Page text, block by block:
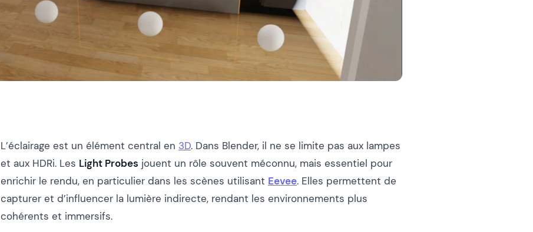
L’éclairage est un élément central en 3D. Dans Blender, il ne se limite pas aux lampes
et aux HDRi. Les Light Probes jouent un rôle souvent méconnu, mais essentiel pour
enrichir le rendu, en particulier dans les scènes utilisant Eevee. Elles permettent de
capturer et d’influencer la lumière indirecte, rendant les environnements plus
cohérents et immersifs.